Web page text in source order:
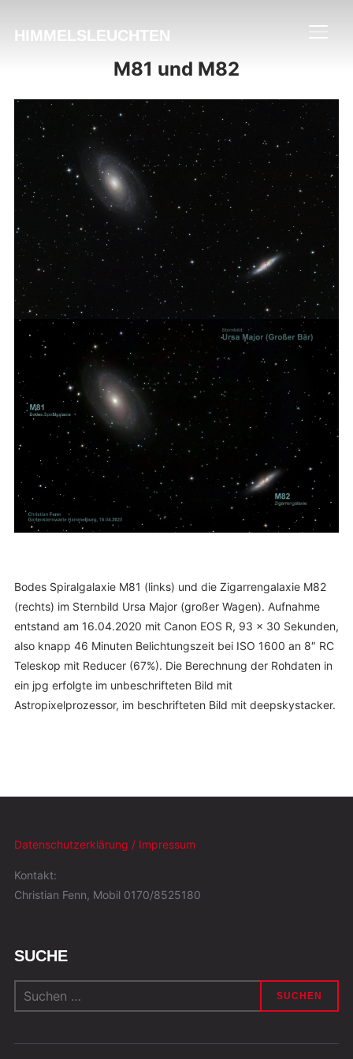
HIMMELSLEUCHTEN
M81 und M82
Bodes Spiralgalaxie M81 (links) und die Zigarrengalaxie M82
(rechts) im Sternbild Ursa Major (großer Wagen). Aufnahme
entstand am 16.04.2020 mit Canon EOS R, 93 x 30 Sekunden,
also knapp 46 Minuten Belichtungszeit bei ISO 1600 an 8″ RC
Teleskop mit Reducer (67%). Die Berechnung der Rohdaten in
ein jpg erfolgte im unbeschrifteten Bild mit
Astropixelprozessor, im beschrifteten Bild mit deepskystacker.
Datenschutzerklärung / Impressum
Kontakt:
Christian Fenn, Mobil 0170/8525180
SUCHE
Suchen
nach: